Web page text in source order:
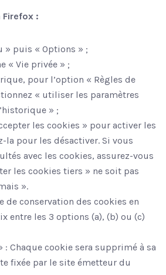
Firefox :
» puis « Options » ;
« Vie privée » ;
pour l’option « Règles de
« utiliser les paramètres
» ;
les cookies » pour activer les
la pour les désactiver. Si vous
avec les cookies, assurez-vous
les cookies tiers » ne soit pas
».
de conservation des cookies en
entre les 3 options (a), (b) ou (c)
: Chaque cookie sera supprimé à sa
fixée par le site émetteur du